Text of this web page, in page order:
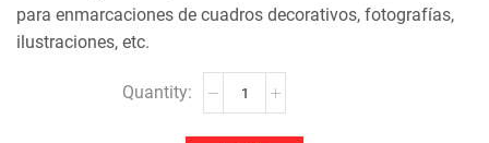
para enmarcaciones de cuadros decorativos, fotografías,
ilustraciones, etc.